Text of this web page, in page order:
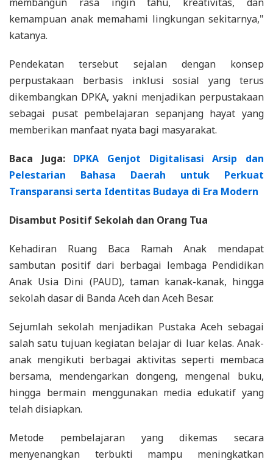
kemampuan anak memahami lingkungan sekitarnya,"
katanya.
Pendekatan tersebut sejalan dengan konsep
perpustakaan berbasis inklusi sosial yang terus
dikembangkan DPKA, yakni menjadikan perpustakaan
sebagai pusat pembelajaran sepanjang hayat yang
memberikan manfaat nyata bagi masyarakat.
Baca Juga: DPKA Genjot Digitalisasi Arsip dan
Pelestarian Bahasa Daerah untuk Perkuat
Transparansi serta Identitas Budaya di Era Modern
Disambut Positif Sekolah dan Orang Tua
Kehadiran Ruang Baca Ramah Anak mendapat
sambutan positif dari berbagai lembaga Pendidikan
Anak Usia Dini (PAUD), taman kanak-kanak, hingga
sekolah dasar di Banda Aceh dan Aceh Besar.
Sejumlah sekolah menjadikan Pustaka Aceh sebagai
salah satu tujuan kegiatan belajar di luar kelas. Anak-
anak mengikuti berbagai aktivitas seperti membaca
bersama, mendengarkan dongeng, mengenal buku,
hingga bermain menggunakan media edukatif yang
telah disiapkan.
Metode pembelajaran yang dikemas secara
menyenangkan terbukti mampu meningkatkan